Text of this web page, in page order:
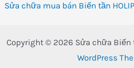
Sửa chữa mua bán Biến tần HOLIP
Copyright © 2026 Sửa chữa Biến
WordPress